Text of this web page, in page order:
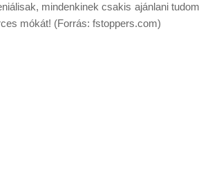
mindenkinek csakis ajánlani tudom
mókát! (Forrás: fstoppers.com)